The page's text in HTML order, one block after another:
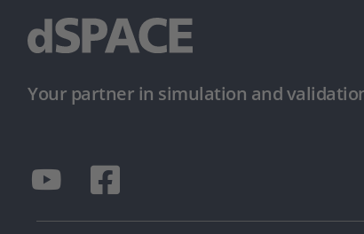
Your partner in simulation and